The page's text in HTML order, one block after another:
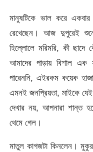
মানুষটিকে ভাল করে
রেখেছেন। আজ দুপুরেই
হিল্লোলে মরিমরি, কী
আমাদের পাড়ায় বিশাল এক
পারেননি, এইরকম কয়েক
এমনই জনপ্রিয়তা, মাইকে
দেখার নয়, আপনারা শান্ত
থেমে গেল।
মাতুল কাগজটা কিনলেন।